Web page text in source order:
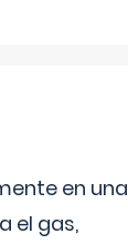
en una
el gas,